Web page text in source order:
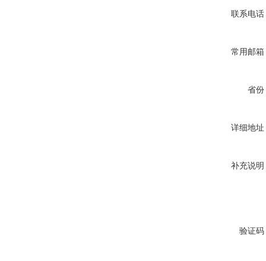
联系电话
常用邮箱
省份
详细地址
补充说明
验证码